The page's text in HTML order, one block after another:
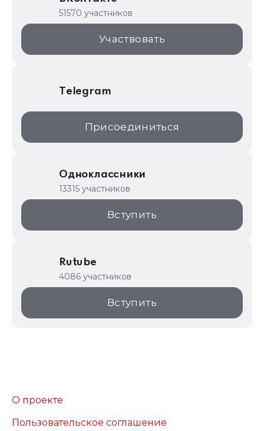
1С:Торговая площадка
51570 участников
Участвовать
Telegram
Присоединиться
Одноклассники
13315 участников
Вступить
Rutube
4086 участников
Вступить
О проекте
Пользовательское соглашение